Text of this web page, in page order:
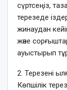
сүртсеңіз,
терезеде
жинаудан
және
ауыстырып
2. Терезені
Көпшілік